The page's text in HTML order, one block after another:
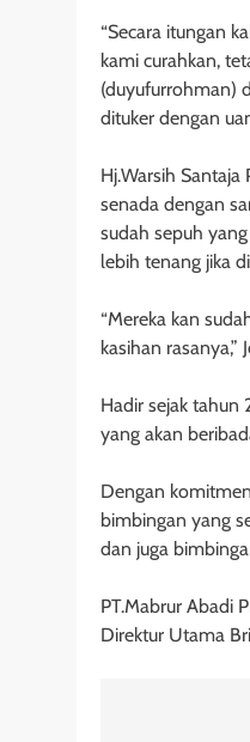
“Secara itungan
kami curahkan,
(duyufurrohman)
dituker dengan
Hj.Warsih
senada dengan
sudah sepuh
lebih tenang jika
“Mereka kan
kasihan rasanya,”
Hadir sejak
yang akan
Dengan
bimbingan yang
dan juga
PT.Mabrur Abadi
Direktur Utama